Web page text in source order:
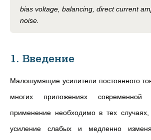
bias voltage, balancing, direct current
noise.
1. Введение
Малошумящие усилители постоянного
многих приложениях современной
применение необходимо в тех случаях,
усиление слабых и медленно